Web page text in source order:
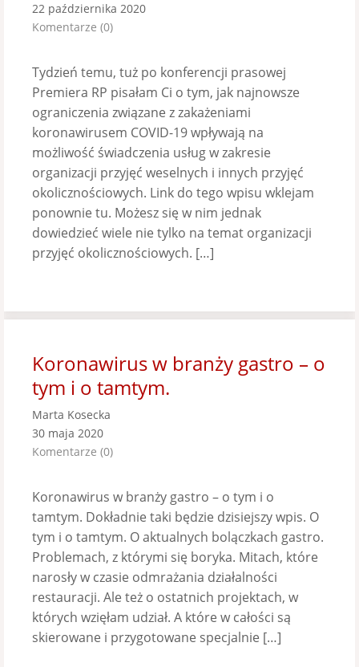
22 października 2020
Komentarze (0)
Tydzień temu, tuż po konferencji prasowej
Premiera RP pisałam Ci o tym, jak najnowsze
ograniczenia związane z zakażeniami
koronawirusem COVID-19 wpływają na
możliwość świadczenia usług w zakresie
organizacji przyjęć weselnych i innych przyjęć
okolicznościowych. Link do tego wpisu wklejam
ponownie tu. Możesz się w nim jednak
dowiedzieć wiele nie tylko na temat organizacji
przyjęć okolicznościowych. […]
Koronawirus w branży gastro – o
tym i o tamtym.
Marta Kosecka
30 maja 2020
Komentarze (0)
Koronawirus w branży gastro – o tym i o
tamtym. Dokładnie taki będzie dzisiejszy wpis. O
tym i o tamtym. O aktualnych bolączkach gastro.
Problemach, z którymi się boryka. Mitach, które
narosły w czasie odmrażania działalności
restauracji. Ale też o ostatnich projektach, w
których wzięłam udział. A które w całości są
skierowane i przygotowane specjalnie […]